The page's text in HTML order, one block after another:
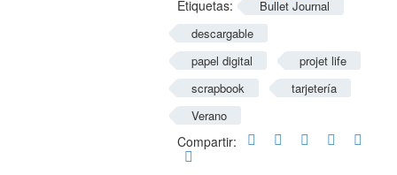
6
diseños
|
A4
|
A3
cantidad
Etiquetas:
Bullet Journal
descargable
papel digital
projet life
scrapbook
tarjetería
Verano
Compartir: